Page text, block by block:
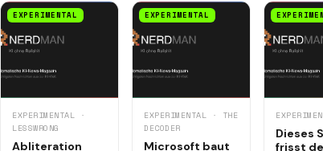
EXPERIMENTAL
EXPERIMENTAL ·
LESSWRONG
Abliteration
EXPERIMENTAL
EXPERIMENTAL · THE
DECODER
Microsoft baut
Dieses
frisst